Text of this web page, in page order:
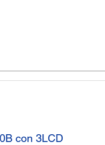
con 3LCD